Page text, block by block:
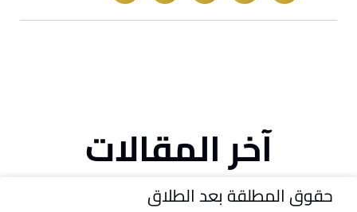
آخر المقالات
حقوق المطلقة بعد الطلاق